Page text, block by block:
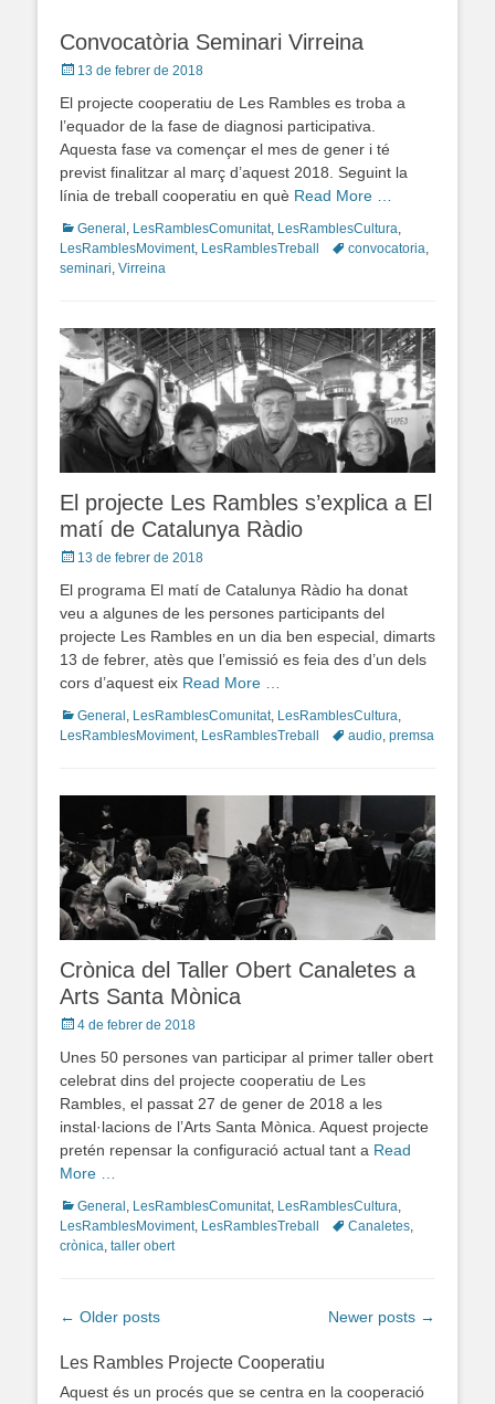
Convocatòria Seminari Virreina
Posted
13 de febrer de 2018
El projecte cooperatiu de Les Rambles es troba a
l’equador de la fase de diagnosi participativa.
Aquesta fase va començar el mes de gener i té
previst finalitzar al març d’aquest 2018. Seguint la
línia de treball cooperatiu en què Read More …
Categories
General , LesRamblesComunitat, LesRamblesCultura,
LesRamblesMoviment, LesRamblesTreball Tagsconvocatoria,
seminari, Virreina
El projecte Les Rambles s’explica a El
matí de Catalunya Ràdio
Posted
13 de febrer de 2018
El programa El matí de Catalunya Ràdio ha donat
veu a algunes de les persones participants del
projecte Les Rambles en un dia ben especial, dimarts
13 de febrer, atès que l’emissió es feia des d’un dels
cors d’aquest eix Read More …
Categories
General, LesRamblesComunitat, LesRamblesCultura,
LesRamblesMoviment, LesRamblesTreball Tagsaudio, premsa
Crònica del Taller Obert Canaletes a
Arts Santa Mònica
Posted
4 de febrer de 2018
Unes 50 persones van participar al primer taller obert
celebrat dins del projecte cooperatiu de Les
Rambles, el passat 27 de gener de 2018 a les
instal·lacions de l’Arts Santa Mònica. Aquest projecte
pretén repensar la configuració actual tant a Read
More …
Categories
General LesRamblesComunitat, LesRamblesCultura
LesRamblesMoviment, LesRamblesTreball TagsCanaletes
crònica taller obert
Post
← Older posts Newer posts →
Les Rambles Projecte Cooperatiu
Aquest és un procés que se centra en la cooperació